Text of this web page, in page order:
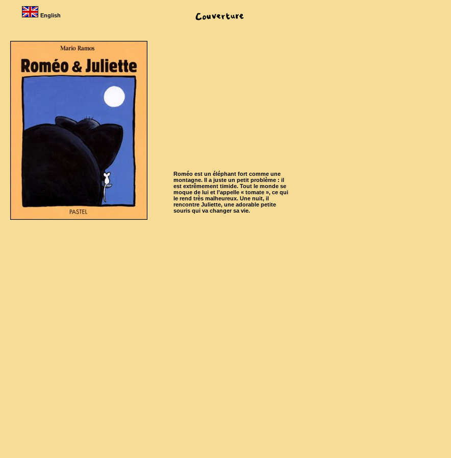
English
Roméo est un éléphant fort comme une
montagne. Il a juste un petit problème : il
est extrêmement timide. Tout le monde se
moque de lui et l’appelle « tomate », ce qui
le rend très malheureux. Une nuit, il
rencontre Juliette, une adorable petite
souris qui va changer sa vie.